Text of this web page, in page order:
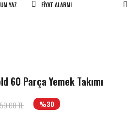
YAZ FIYAT ALARMI
60 Parça Yemek Takımı
TL %30